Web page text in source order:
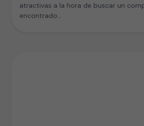
atractivas a la hora de buscar un
encontrado…